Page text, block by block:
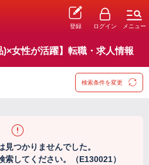
登録 ログイン メニュー
)×女性が活躍】転職・求人情報
検索条件を変更
見つかりませんでした。
してください。（E130021）